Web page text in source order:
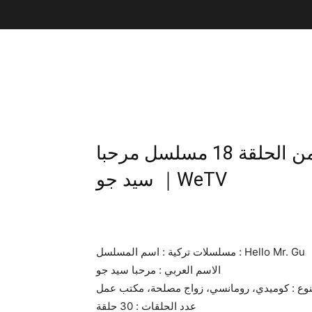
كلاهما يحبان نفس الرجل ! مقطع من الحلقة 18 مسلسل مرحبا
سيد جو ｜WeTV
مسلسلات تركية : اسم المسلسل : Hello Mr. Gu
الاسم العربي : مرحبا سيد جو
: كوميدي، رومانسي، زواج مصلحة، مكتب عمل
عدد الحلقات : 30 حلقة